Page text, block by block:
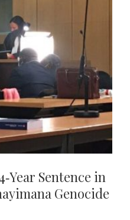
Sentence in
Genocide